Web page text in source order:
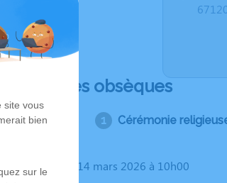
Déroulé des obsèques
Cérémonie
Le samedi 14 mars 2026 à 10h00